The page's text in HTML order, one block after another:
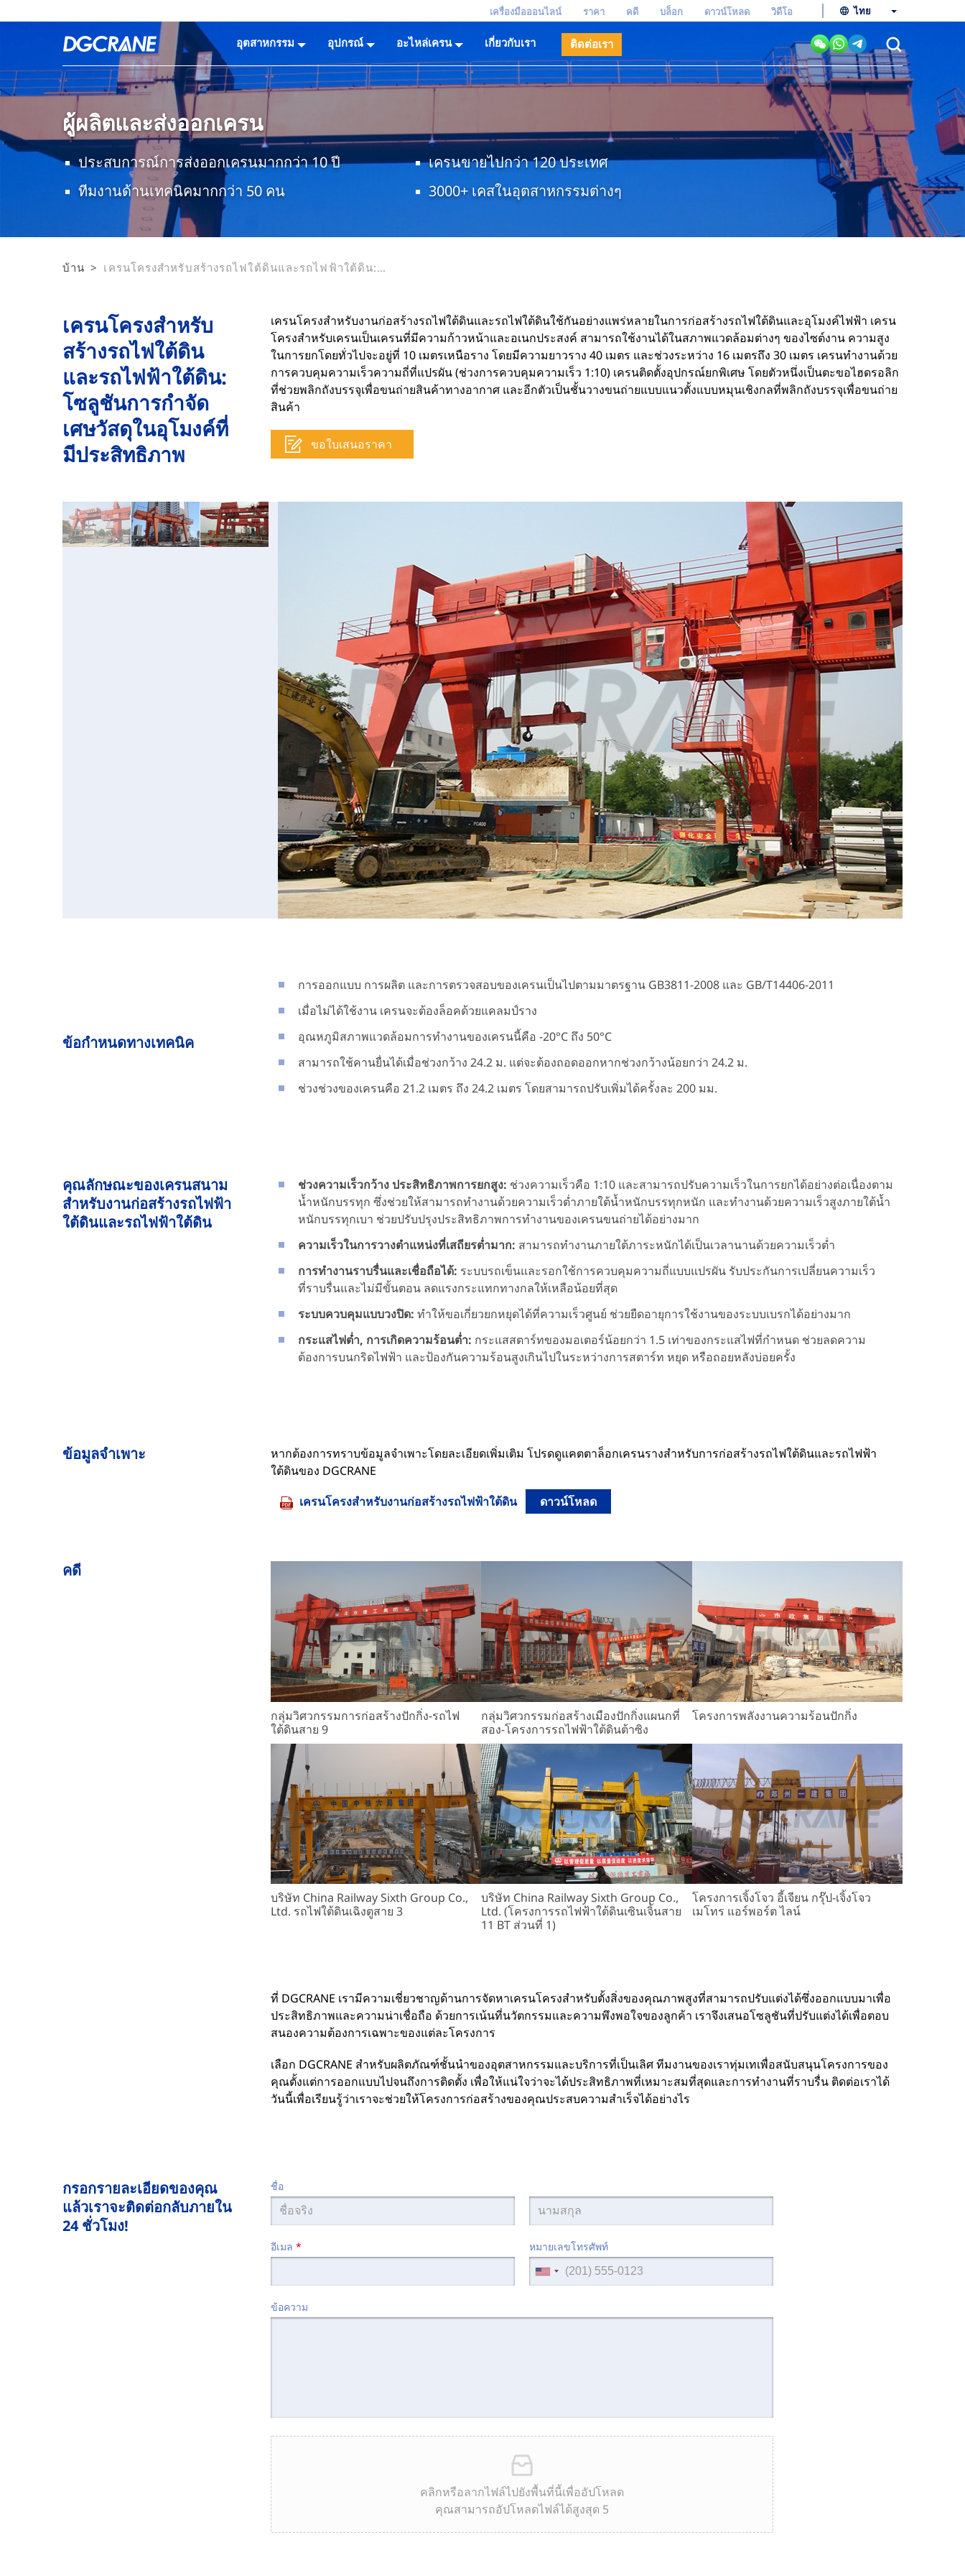
ไทย
เครื่องมือออนไลน์ ราคา คดี บล็อก ดาวน์โหลด วิดีโอ
อุตสาหกรรม อุปกรณ์ อะไหล่เครน เกี่ยวกับเรา ติดต่อเรา
ผู้ผลิตและส่งออกเครน
ประสบการณ์การส่งออกเครนมากกว่า 10 ปี
เครนขายไปกว่า 120 ประเทศ
ทีมงานด้านเทคนิคมากกว่า 50 คน
3000+ เคสในอุตสาหกรรมต่างๆ
บ้าน > เครนโครงสำหรับสร้างรถไฟใต้ดินและรถไฟฟ้าใต้ดิน:
เครนโครงสำหรับ
สร้างรถไฟใต้ดิน
และรถไฟฟ้าใต้ดิน:
โซลูชันการกำจัด
เศษวัสดุในอุโมงค์ที่
มีประสิทธิภาพ
เครนโครงสำหรับงานก่อสร้างรถไฟใต้ดินและรถไฟใต้ดินใช้กันอย่างแพร่หลายในการก่อสร้างรถไฟใต้ดินและอุโมงค์ไฟฟ้า เครน
โครงสำหรับเครนเป็นเครนที่มีความก้าวหน้าและอเนกประสงค์ สามารถใช้งานได้ในสภาพแวดล้อมต่างๆ ของไซต์งาน ความสูง
ในการยกโดยทั่วไปจะอยู่ที่ 10 เมตรเหนือราง โดยมีความยาวราง 40 เมตร และช่วงระหว่าง 16 เมตรถึง 30 เมตร เครนทำงานด้วย
การควบคุมความเร็วความถี่ที่แปรผัน (ช่วงการควบคุมความเร็ว 1:10) เครนติดตั้งอุปกรณ์ยกพิเศษ โดยตัวหนึ่งเป็นตะขอไฮดรอลิก
ที่ช่วยพลิกถังบรรจุเพื่อขนถ่ายสินค้าทางอากาศ และอีกตัวเป็นชั้นวางขนถ่ายแบบแนวตั้งแบบหมุนเชิงกลที่พลิกถังบรรจุเพื่อขนถ่าย
สินค้า
ขอใบเสนอราคา
ข้อกำหนดทางเทคนิค
การออกแบบ การผลิต และการตรวจสอบของเครนเป็นไปตามมาตรฐาน GB3811-2008 และ GB/T14406-2011
เมื่อไม่ได้ใช้งาน เครนจะต้องล็อคด้วยแคลมป์ราง
อุณหภูมิสภาพแวดล้อมการทำงานของเครนนี้คือ -20°C ถึง 50°C
สามารถใช้คานยื่นได้เมื่อช่วงกว้าง 24.2 ม. แต่จะต้องถอดออกหากช่วงกว้างน้อยกว่า 24.2 ม.
ช่วงช่วงของเครนคือ 21.2 เมตร ถึง 24.2 เมตร โดยสามารถปรับเพิ่มได้ครั้งละ 200 มม.
คุณลักษณะของเครนสนาม
สำหรับงานก่อสร้างรถไฟฟ้า
ใต้ดินและรถไฟฟ้าใต้ดิน
ช่วงความเร็วกว้าง ประสิทธิภาพการยกสูง: ช่วงความเร็วคือ 1:10 และสามารถปรับความเร็วในการยกได้อย่างต่อเนื่องตาม
น้ำหนักบรรทุก ซึ่งช่วยให้สามารถทำงานด้วยความเร็วต่ำภายใต้น้ำหนักบรรทุกหนัก และทำงานด้วยความเร็วสูงภายใต้น้ำ
หนักบรรทุกเบา ช่วยปรับปรุงประสิทธิภาพการทำงานของเครนขนถ่ายได้อย่างมาก
ความเร็วในการวางตำแหน่งที่เสถียรต่ำมาก: สามารถทำงานภายใต้ภาระหนักได้เป็นเวลานานด้วยความเร็วต่ำ
การทำงานราบรื่นและเชื่อถือได้: ระบบรถเข็นและรอกใช้การควบคุมความถี่แบบแปรผัน รับประกันการเปลี่ยนความเร็ว
ที่ราบรื่นและไม่มีขั้นตอน ลดแรงกระแทกทางกลให้เหลือน้อยที่สุด
ระบบควบคุมแบบวงปิด: ทำให้ขอเกี่ยวยกหยุดได้ที่ความเร็วศูนย์ ช่วยยืดอายุการใช้งานของระบบเบรกได้อย่างมาก
กระแสไฟต่ำ, การเกิดความร้อนต่ำ: กระแสสตาร์ทของมอเตอร์น้อยกว่า 1.5 เท่าของกระแสไฟที่กำหนด ช่วยลดความ
ต้องการบนกริดไฟฟ้า และป้องกันความร้อนสูงเกินไปในระหว่างการสตาร์ท หยุด หรือถอยหลังบ่อยครั้ง
ข้อมูลจำเพาะ
หากต้องการทราบข้อมูลจำเพาะโดยละเอียดเพิ่มเติม โปรดดูแคตตาล็อกเครนรางสำหรับการก่อสร้างรถไฟใต้ดินและรถไฟฟ้า
ใต้ดินของ DGCRANE
เครนโครงสำหรับงานก่อสร้างรถไฟฟ้าใต้ดิน
ดาวน์โหลด
คดี
กลุ่มวิศวกรรมการก่อสร้างปักกิ่ง-รถไฟ
ใต้ดินสาย 9
กลุ่มวิศวกรรมก่อสร้างเมืองปักกิ่งแผนกที่
สอง-โครงการรถไฟฟ้าใต้ดินต้าซิง
โครงการพลังงานความร้อนปักกิ่ง
บริษัท China Railway Sixth Group Co.,
Ltd. รถไฟใต้ดินเฉิงตูสาย 3
บริษัท China Railway Sixth Group Co.,
Ltd. (โครงการรถไฟฟ้าใต้ดินเซินเจิ้นสาย
11 BT ส่วนที่ 1)
โครงการเจิ้งโจว อี้เจียน กรุ๊ป-เจิ้งโจว
เมโทร แอร์พอร์ต ไลน์
ที่ DGCRANE เรามีความเชี่ยวชาญด้านการจัดหาเครนโครงสำหรับตั้งสิ่งของคุณภาพสูงที่สามารถปรับแต่งได้ซึ่งออกแบบมาเพื่อ
ประสิทธิภาพและความน่าเชื่อถือ ด้วยการเน้นที่นวัตกรรมและความพึงพอใจของลูกค้า เราจึงเสนอโซลูชันที่ปรับแต่งได้เพื่อตอบ
สนองความต้องการเฉพาะของแต่ละโครงการ
เลือก DGCRANE สำหรับผลิตภัณฑ์ชั้นนำของอุตสาหกรรมและบริการที่เป็นเลิศ ทีมงานของเราทุ่มเทเพื่อสนับสนุนโครงการของ
คุณตั้งแต่การออกแบบไปจนถึงการติดตั้ง เพื่อให้แน่ใจว่าจะได้ประสิทธิภาพที่เหมาะสมที่สุดและการทำงานที่ราบรื่น ติดต่อเราได้
วันนี้เพื่อเรียนรู้ว่าเราจะช่วยให้โครงการก่อสร้างของคุณประสบความสำเร็จได้อย่างไร
กรอกรายละเอียดของคุณ
แล้วเราจะติดต่อกลับภายใน
24 ชั่วโมง!
ชื่อ
อีเมล * หมายเลขโทรศัพท์
ข้อความ
คลิกหรือลากไฟล์ไปยังพื้นที่นี้เพื่ออัปโหลด
คุณสามารถอัปโหลดไฟล์ได้สูงสุด 5